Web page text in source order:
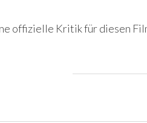
offizielle Kritik für diesen